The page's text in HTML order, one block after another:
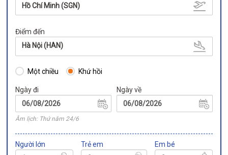
Hồ Chí Minh (SGN)
Điểm đến
Hà Nội (HAN)
Một chiều Khứ hồi
Ngày đi
Âm lịch: Thứ năm 24/6
Ngày về
Người lớn Trẻ em Em bé